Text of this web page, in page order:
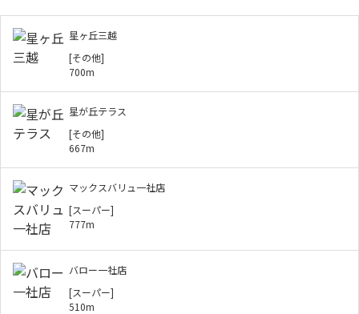
星ヶ丘三越
[その他]
700m
星が丘テラス
[その他]
667m
マックスバリュ一社店
[スーパー]
777m
バロー一社店
[スーパー]
510m